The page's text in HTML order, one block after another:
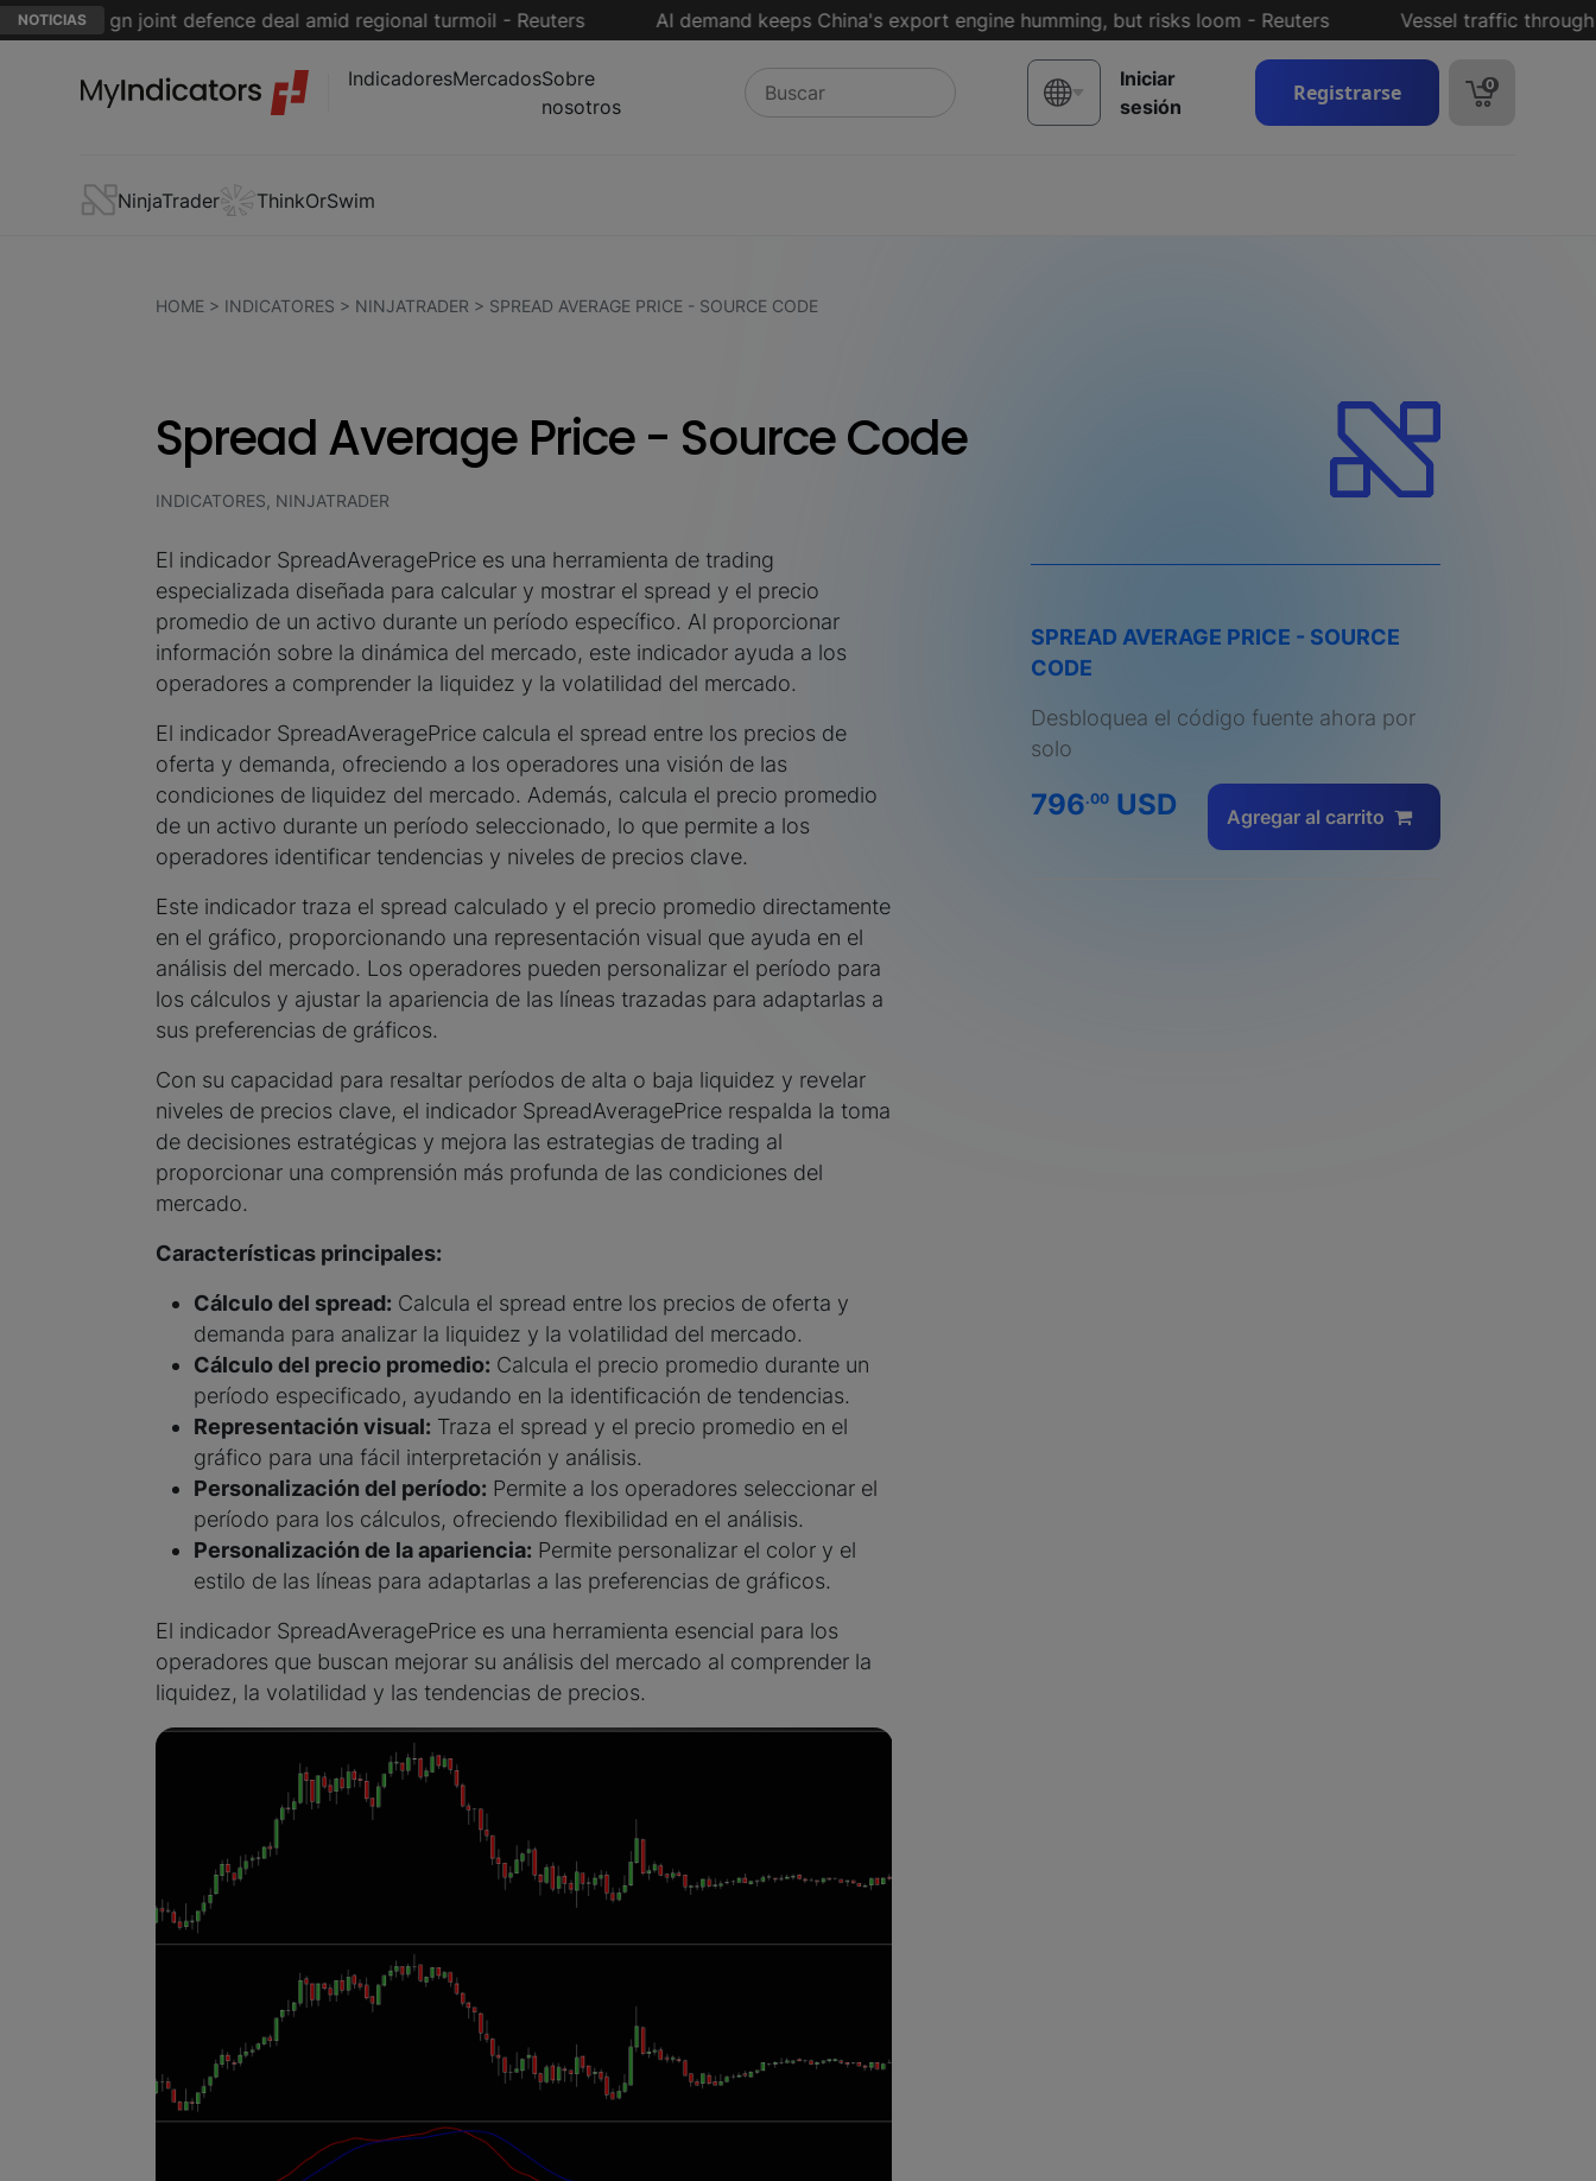
NOTICIAS
to sign joint defence deal amid regional turmoil - Reuters AI demand keeps China's export engine humming, but risks loom - Reuters Vessel traffic through
IndicadoresMercadosSobre
nosotros
Iniciar
sesión
Registrarse 0
NinjaTrader ThinkOrSwim
HOME> INDICATORES > NINJATRADER > SPREAD AVERAGE PRICE - SOURCE CODE
Spread Average Price - Source Code
INDICATORES, NINJATRADER
El indicador SpreadAveragePrice es una herramienta de trading
especializada diseñada para calcular y mostrar el spread y el precio
promedio de un activo durante un período específico. Al proporcionar
información sobre la dinámica del mercado, este indicador ayuda a los
operadores a comprender la liquidez y la volatilidad del mercado.
El indicador SpreadAveragePrice calcula el spread entre los precios de
oferta y demanda, ofreciendo a los operadores una visión de las
condiciones de liquidez del mercado. Además, calcula el precio promedio
de un activo durante un período seleccionado, lo que permite a los
operadores identificar tendencias y niveles de precios clave.
Este indicador traza el spread calculado y el precio promedio directamente
en el gráfico, proporcionando una representación visual que ayuda en el
análisis del mercado. Los operadores pueden personalizar el período para
los cálculos y ajustar la apariencia de las líneas trazadas para adaptarlas a
sus preferencias de gráficos.
Con su capacidad para resaltar períodos de alta o baja liquidez y revelar
niveles de precios clave, el indicador SpreadAveragePrice respalda la toma
de decisiones estratégicas y mejora las estrategias de trading al
proporcionar una comprensión más profunda de las condiciones del
mercado.
Características principales:
Cálculo del spread: Calcula el spread entre los precios de oferta y
demanda para analizar la liquidez y la volatilidad del mercado.
Cálculo del precio promedio: Calcula el precio promedio durante un
período especificado, ayudando en la identificación de tendencias.
Representación visual: Traza el spread y el precio promedio en el
gráfico para una fácil interpretación y análisis.
Personalización del período: Permite a los operadores seleccionar el
período para los cálculos, ofreciendo flexibilidad en el análisis.
Personalización de la apariencia: Permite personalizar el color y el
estilo de las líneas para adaptarlas a las preferencias de gráficos.
El indicador SpreadAveragePrice es una herramienta esencial para los
operadores que buscan mejorar su análisis del mercado al comprender la
liquidez, la volatilidad y las tendencias de precios.
SPREAD AVERAGE PRICE - SOURCE
CODE
Desbloquea el código fuente ahora por
solo
796.00 USD Agregar al carrito